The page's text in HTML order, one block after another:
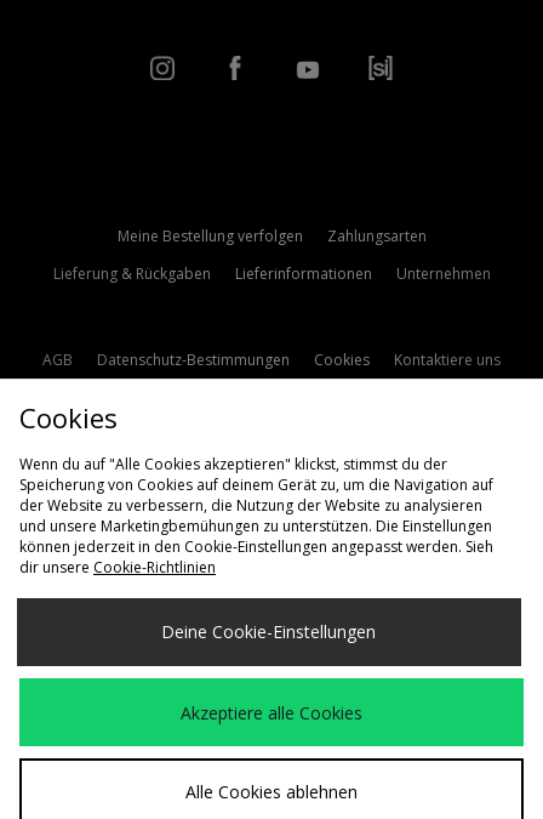
Meine Bestellung verfolgen
Zahlungsarten
Lieferung & Rückgaben
Lieferinformationen Unternehmen
AGB Datenschutz-Bestimmungen Cookies
Kontaktiere uns
Lieferung Nach
Deutschland
Wir akzeptieren die folgenden Zahlungsmethoden
Besuchen Sie unsere Unternehmens-Website auf
Cookies
Wenn du auf "Alle Cookies akzeptieren" klickst, stimmst du der
Speicherung von Cookies auf deinem Gerät zu, um die Navigation auf
der Website zu verbessern, die Nutzung der Website zu analysieren
und unsere Marketingbemühungen zu unterstützen. Die Einstellungen
können jederzeit in den Cookie-Einstellungen angepasst werden. Sieh
dir unsere Cookie-Richtlinien
Deine Cookie-Einstellungen
Akzeptiere alle Cookies
Alle Cookies ablehnen